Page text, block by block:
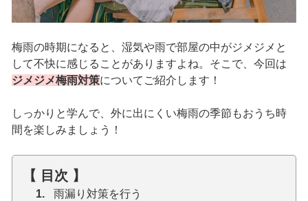
梅雨の時期になると、湿気や雨で部屋の中がジメジメと
して不快に感じることがありますよね。そこで、今回は
ジメジメ梅雨対策についてご紹介します！
しっかりと学んで、外に出にくい梅雨の季節もおうち時
間を楽しみましょう！
【 目次 】
雨漏り対策を行う